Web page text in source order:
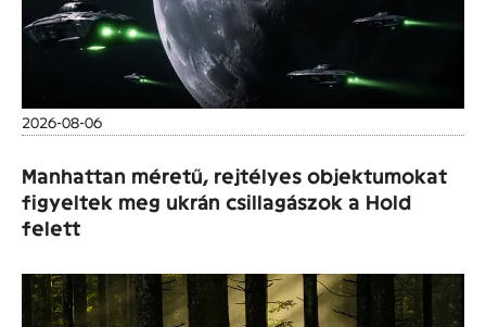
2026-08-06
Manhattan méretű, rejtélyes objektumokat
figyeltek meg ukrán csillagászok a Hold
felett